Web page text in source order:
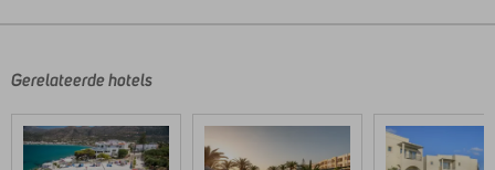
Gerelateerde hotels